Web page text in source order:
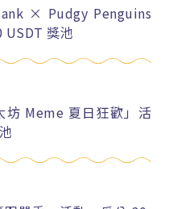
× Pudgy Penguins
USDT 獎池
坊 Meme 夏日狂歡」活